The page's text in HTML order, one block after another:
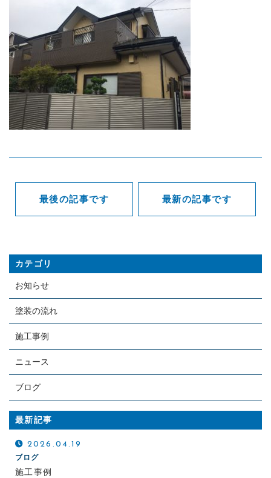
お問い合わせ
CONTACT
見積もりのご依頼はこちら！
メールでの受付
お問い合わせフォーム
0297-65-3716
最後の記事です 最新の記事です
カテゴリ
お知らせ
塗装の流れ
施工事例
ニュース
ブログ
最新記事
2026.04.19
ブログ
施工事例